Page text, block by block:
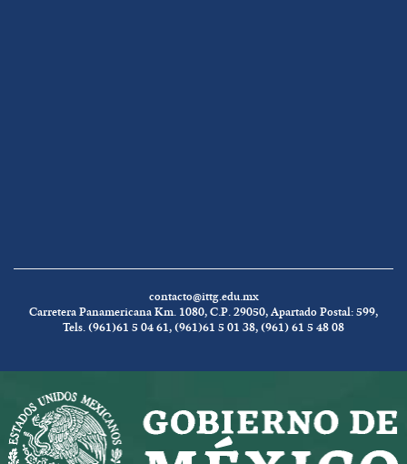
contacto@ittg.edu.mx
Carretera Panamericana Km. 1080, C.P. 29050, Apartado Postal: 599,
Tels. (961)61 5 04 61, (961)61 5 01 38, (961) 61 5 48 08